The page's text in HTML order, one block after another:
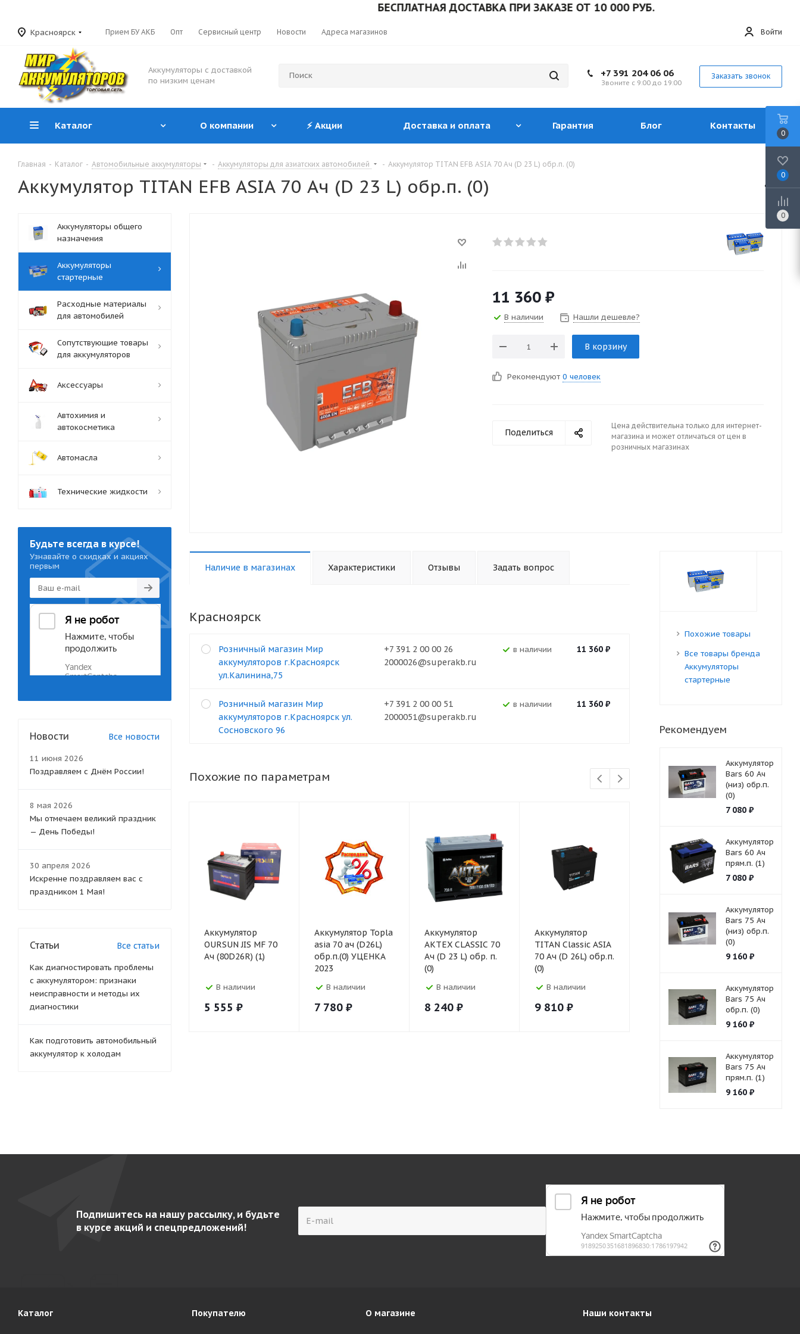
БЕСПЛАТНАЯ ДОСТАВКА ПРИ ЗАКАЗЕ ОТ 10 000 РУБ.
Красноярск Прием БУ АКБ Опт Сервисный центр Новости Адреса магазинов Войти
Аккумуляторы с доставкой
по низким ценам
+7 391 204 06 06
Звоните с 9:00 до 19:00
Заказать звонок
Каталог О компании ⚡ Акции Доставка и оплата Гарантия Блог Контакты
Главная - Каталог - Автомобильные аккумуляторы - Аккумуляторы для азиатских автомобилей - Аккумулятор TITAN EFB ASIA 70 Ач (D 23 L) обр.п. (0)
Аккумулятор TITAN EFB ASIA 70 Ач (D 23 L) обр.п. (0)
11 360 ₽
В наличии Нашли дешевле?
В корзину
Рекомендуют 0 человек
Поделиться
Цена действительна только для интернет-
магазина и может отличаться от цен в
розничных магазинах
Наличие в магазинах Характеристики Отзывы Задать вопрос
Красноярск
+7 391 2 00 00 26
2000026@superakb.ru
В наличии 11 360₽
Розничный магазин Мир
аккумуляторов г.Красноярск
ул.Калинина,75
+7 391 2 00 00 51
2000051@superakb.ru
В наличии 11 360₽
Розничный магазин Мир
аккумуляторов г.Красноярск ул.
Сосновского 96
Похожие по параметрам
Аккумулятор
OURSUN JIS MF 70
Ач (80D26R) (1)
В наличии
5 555 ₽
Аккумулятор Topla
asia 70 ач (D26L)
обр.п.(0) УЦЕНКА
2023
В наличии
7 780 ₽
Аккумулятор
АКТЕХ CLASSIC 70
Ач (D 23 L) обр. п.
(0)
В наличии
8 240 ₽
Аккумулятор
TITAN Classic ASIA
70 Ач (D 26L) обр.п.
(0)
В наличии
9 810 ₽
Аккумулятор Solite
SUPER 70 Ач (85 D
В наличии
10 720₽
В
10 720
Похожие товары
Все товары бренда
Аккумуляторы
стартерные
Рекомендуем
Аккумулятор
Bars 60 Ач
(низ) обр.п.
(0)
7 080₽
Аккумулятор
Bars 60 Ач
прям.п. (1)
7 080₽
Аккумулятор
Bars 75 Ач
(низ) обр.п.
(0)
9 160₽
Аккумулятор
Bars 75 Ач
обр.п. (0)
9 160₽
Аккумулятор
Bars 75 Ач
прям.п. (1)
9 160₽
Аккумуляторы общего
назначения
Аккумуляторы
стартерные
Расходные материалы
для автомобилей
Сопутствующие товары
для аккумуляторов
Аксессуары
Автохимия и
автокосметика
Автомасла
Технические жидкости
Будьте всегда в курсе!
Узнавайте о скидках и акциях
первым
Новости Все новости
11 июня 2026
Поздравляем с Днём России!
8 мая 2026
Мы отмечаем великий праздник
— День Победы!
30 апреля 2026
Искренне поздравляем вас с
праздником 1 Мая!
Статьи Все статьи
Как диагностировать проблемы
с аккумулятором: признаки
неисправности и методы их
диагностики
Как подготовить автомобильный
аккумулятор к холодам
Подпишитесь на нашу рассылку, и будьте
в курсе акций и спецпредложений!
Каталог Покупателю О магазине Наши контакты
0
0
0